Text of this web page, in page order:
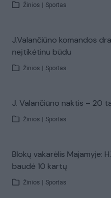
Žinios Sportas
J.Valančiūno komandos
neįtikėtinu būdu
Žinios Sportas
J. Valančiūno naktis – 20
Žinios Sportas
Blokų vakarėlis Majamyje:
baudė 10 kartų
Žinios Sportas